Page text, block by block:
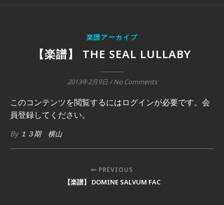
楽譜アーカイブ
【楽譜】 THE SEAL LULLABY
2013年2月9日/No Comments
このコンテンツを閲覧するにはログインが必要です。会
員登録してください。
By１３期 横山
PREVIOUS
【楽譜】 DOMINE SALVUM FAC